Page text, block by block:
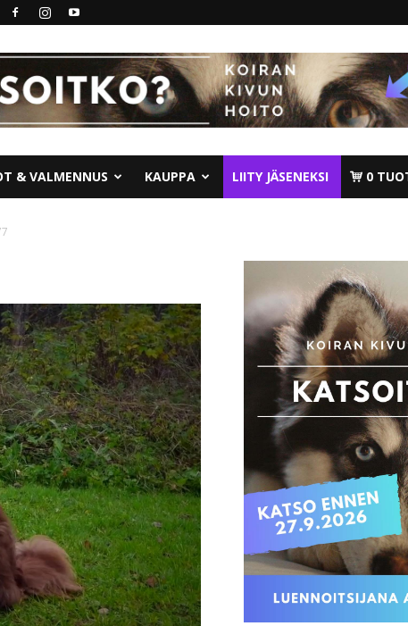
& VALMENNUS KAUPPA LIITY JÄSENEKSI 0